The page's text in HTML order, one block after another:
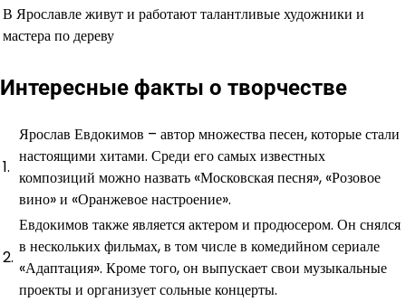
В Ярославле живут и работают талантливые художники и
мастера по дереву
Интересные факты о творчестве
1.
Ярослав Евдокимов – автор множества песен, которые стали
настоящими хитами. Среди его самых известных
композиций можно назвать «Московская песня», «Розовое
вино» и «Оранжевое настроение».
2.
Евдокимов также является актером и продюсером. Он снялся
в нескольких фильмах, в том числе в комедийном сериале
«Адаптация». Кроме того, он выпускает свои музыкальные
проекты и организует сольные концерты.